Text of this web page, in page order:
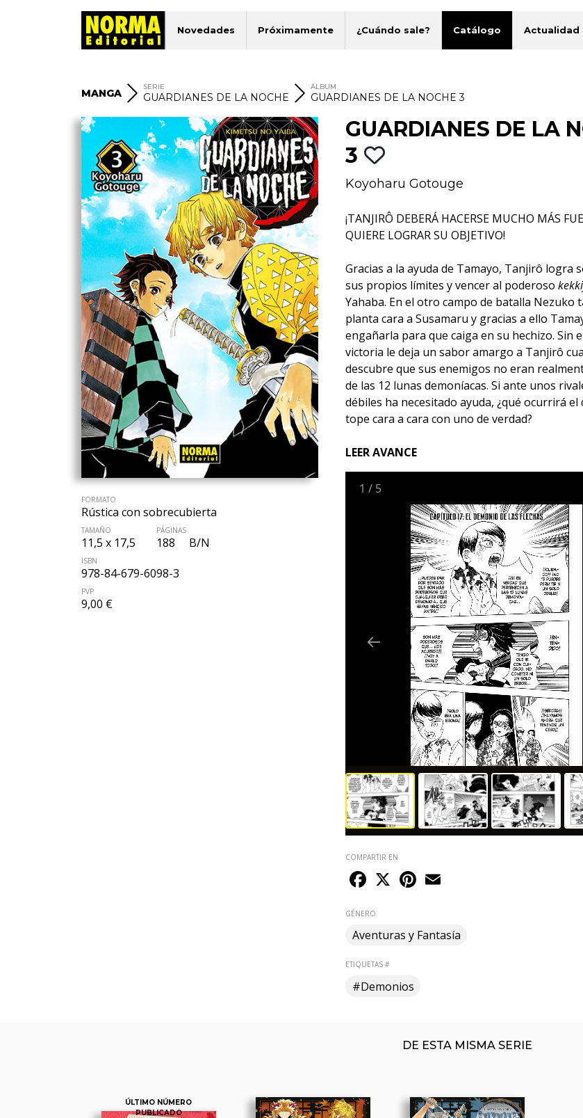
Novedades Próximamente ¿Cuándo sale? Catálogo Actualidad
MANGA
SERIE
GUARDIANES DE LA NOCHE
ÁLBUM
GUARDIANES DE LA NOCHE 3
FORMATO
Rústica con sobrecubierta
TAMAÑO
11,5 x 17,5
PÁGINAS
188 B/N
ISBN
978-84-679-6098-3
PVP
9,00 €
GUARDIANES DE LA
3
Koyoharu Gotouge
¡TANJIRÔ DEBERÁ HACERSE MUCHO MÁS
QUIERE LOGRAR SU OBJETIVO!
Gracias a la ayuda de Tamayo, Tanjirô logra
sus propios límites y vencer al poderoso
Yahaba. En el otro campo de batalla Nezuko
planta cara a Susamaru y gracias a ello
engañarla para que caiga en su hechizo. Sin
victoria le deja un sabor amargo a Tanjirô
descubre que sus enemigos no eran
de las 12 lunas demoníacas. Si ante unos
débiles ha necesitado ayuda, ¿qué ocurrirá el
tope cara a cara con uno de verdad?
LEER AVANCE
1 / 5
COMPARTIR EN
Facebook
X Pinterest
GÉNERO
Aventuras y Fantasía
ETIQUETAS #
#Demonios
DE ESTA MISMA SERIE
ÚLTIMO NÚMERO
PUBLICADO